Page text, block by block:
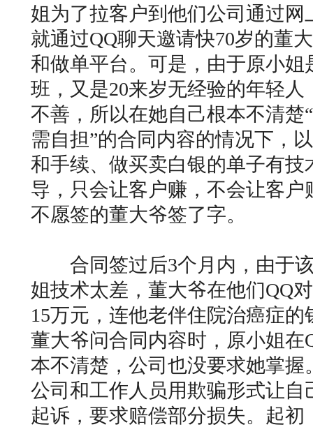
姐为了拉客户到他们公司通过网
就通过QQ聊天邀请快70岁的董
和做单平台。可是，由于原小姐
班，又是20来岁无经验的年轻
不善，所以在她自己根本不清楚
需自担”的合同内容的情况下，
和手续、做买卖白银的单子有技
导，只会让客户赚，不会让客户
不愿签的董大爷签了字。
合同签过后3个月内，由于该
姐技术太差，董大爷在他们QQ
15万元，连他老伴住院治癌症
董大爷问合同内容时，原小姐在
本不清楚，公司也没要求她掌握
公司和工作人员用欺骗形式让自
起诉，要求赔偿部分损失。起初